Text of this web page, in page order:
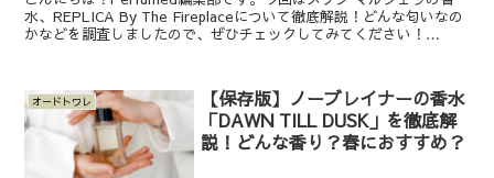
水、REPLICA By The Fireplaceについて徹底解説！どんな匂いなの
かなどを調査しましたので、ぜひチェックしてみてください！
オードトワレ
【保存版】ノーブレイナーの香水
「DAWN TILL DUSK」を徹底解
説！どんな香り？春におすすめ？